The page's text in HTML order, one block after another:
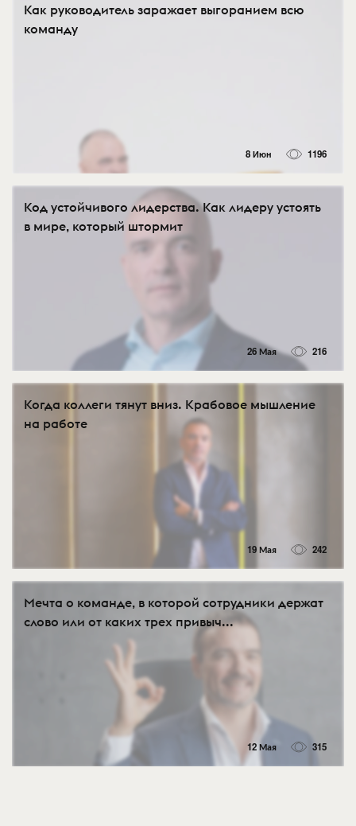
Как руководитель заражает выгоранием всю
команду
8 Июн 1196
Код устойчивого лидерства. Как лидеру устоять
в мире, который штормит
26 Мая 216
Когда коллеги тянут вниз. Крабовое мышление
на работе
19 Мая 242
Мечта о команде, в которой сотрудники держат
слово или от каких трех привыч...
12 Мая 315